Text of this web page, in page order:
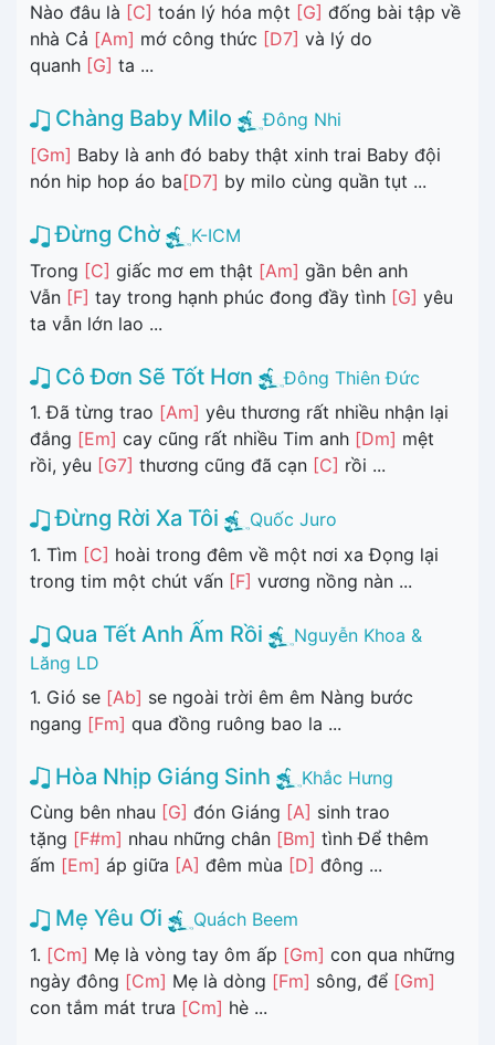
Nào đâu là [C] toán lý hóa một [G] đống bài tập về
nhà Cả [Am] mớ công thức [D7] và lý do
quanh [G] ta ...
Chàng Baby Milo
Đông Nhi
[Gm] Baby là anh đó baby thật xinh trai Baby đội
nón hip hop áo ba[D7] by milo cùng quần tụt ...
Đừng Chờ
K-ICM
Trong [C] giấc mơ em thật [Am] gần bên anh
Vẫn [F] tay trong hạnh phúc đong đầy tình [G] yêu
ta vẫn lớn lao ...
Cô Đơn Sẽ Tốt Hơn
Đông Thiên Đức
1. Đã từng trao [Am] yêu thương rất nhiều nhận lại
đắng [Em] cay cũng rất nhiều Tim anh [Dm] mệt
rồi, yêu [G7] thương cũng đã cạn [C] rồi ...
Đừng Rời Xa Tôi
Quốc Juro
1. Tìm [C] hoài trong đêm về một nơi xa Đọng lại
trong tim một chút vấn [F] vương nồng nàn ...
Qua Tết Anh Ấm Rồi
Nguyễn Khoa &
Lăng LD
1. Gió se [Ab] se ngoài trời êm êm Nàng bước
ngang [Fm] qua đồng ruông bao la ...
Hòa Nhịp Giáng Sinh
Khắc Hưng
Cùng bên nhau [G] đón Giáng [A] sinh trao
tặng [F#m] nhau những chân [Bm] tình Để thêm
ấm [Em] áp giữa [A] đêm mùa [D] đông ...
Mẹ Yêu Ơi
Quách Beem
1. [Cm] Mẹ là vòng tay ôm ấp [Gm] con qua những
ngày đông [Cm] Mẹ là dòng [Fm] sông, để [Gm]
con tắm mát trưa [Cm] hè ...